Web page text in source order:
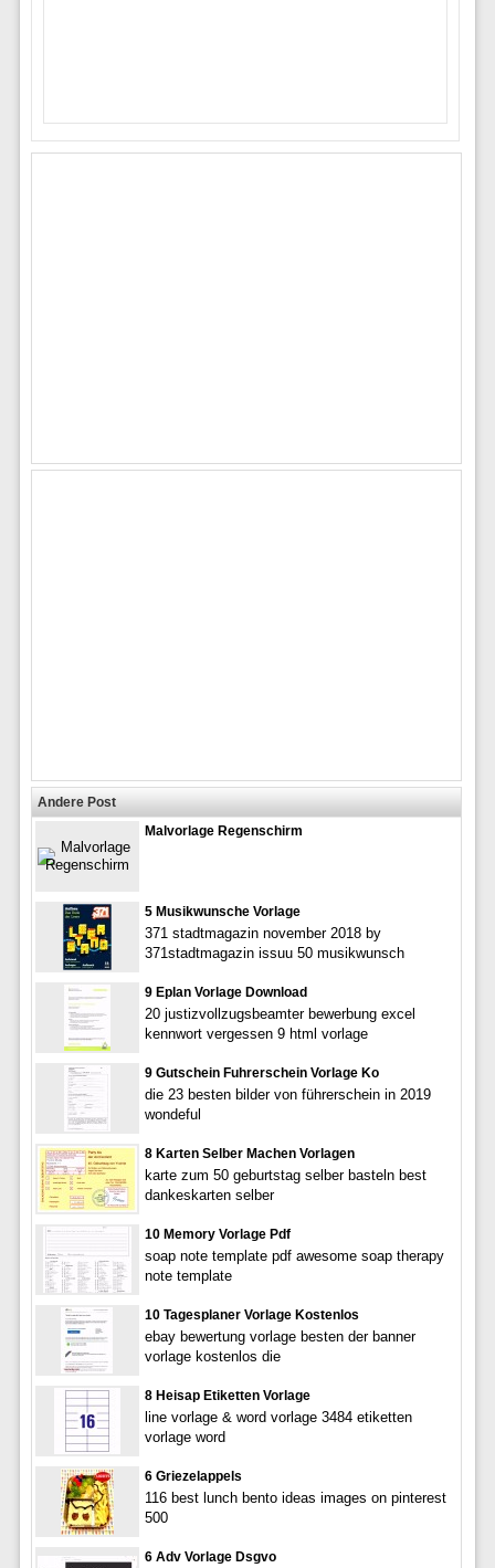
Andere Post
Malvorlage Regenschirm
5 Musikwunsche Vorlage
371 stadtmagazin november 2018 by
371stadtmagazin issuu 50 musikwunsch
9 Eplan Vorlage Download
20 justizvollzugsbeamter bewerbung excel
kennwort vergessen 9 html vorlage
9 Gutschein Fuhrerschein Vorlage Ko
die 23 besten bilder von führerschein in 2019
wondeful
8 Karten Selber Machen Vorlagen
karte zum 50 geburtstag selber basteln best
dankeskarten selber
10 Memory Vorlage Pdf
soap note template pdf awesome soap therapy
note template
10 Tagesplaner Vorlage Kostenlos
ebay bewertung vorlage besten der banner
vorlage kostenlos die
8 Heisap Etiketten Vorlage
line vorlage & word vorlage 3484 etiketten
vorlage word
6 Griezelappels
116 best lunch bento ideas images on pinterest
500
6 Adv Vorlage Dsgvo